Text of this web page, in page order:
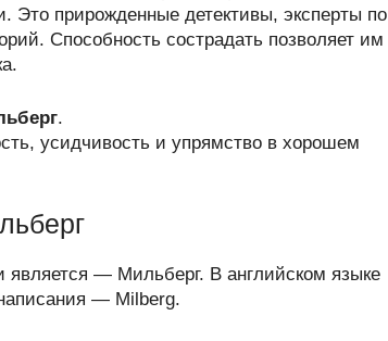
Это прирожденные детективы, эксперты по
Способность сострадать позволяет им
.
усидчивость и упрямство в хорошем
— Мильберг. В английском языке
— Milberg.